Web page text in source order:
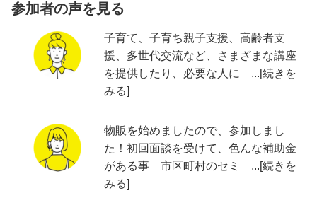
参加者の声を見る
子育て、子育ち親子支援、高齢者支
援、多世代交流など、さまざまな講座
を提供したり、必要な人に ...[続きを
みる]
物販を始めましたので、参加しまし
た！初回面談を受けて、色んな補助金
がある事 市区町村のセミ ...[続きを
みる]